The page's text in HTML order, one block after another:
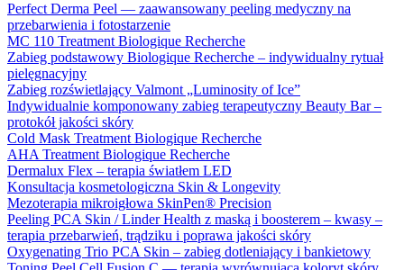
Perfect Derma Peel — zaawansowany peeling medyczny na
przebarwienia i fotostarzenie
MC 110 Treatment Biologique Recherche
Zabieg podstawowy Biologique Recherche – indywidualny rytuał
pielęgnacyjny
Zabieg rozświetlający Valmont „Luminosity of Ice”
Indywidualnie komponowany zabieg terapeutyczny Beauty Bar –
protokół jakości skóry
Cold Mask Treatment Biologique Recherche
AHA Treatment Biologique Recherche
Dermalux Flex – terapia światłem LED
Konsultacja kosmetologiczna Skin & Longevity
Mezoterapia mikroigłowa SkinPen® Precision
Peeling PCA Skin / Linder Health z maską i boosterem – kwasy –
terapia przebarwień, trądziku i poprawa jakości skóry
Oxygenating Trio PCA Skin – zabieg dotleniający i bankietowy